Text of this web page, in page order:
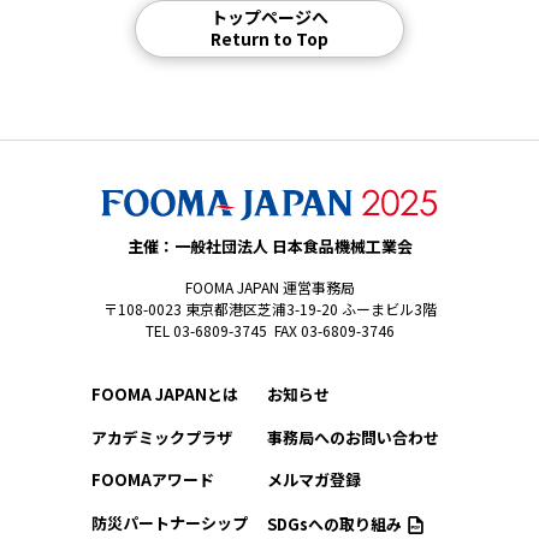
トップページへ
Return to Top
主催：一般社団法人 日本食品機械工業会
FOOMA JAPAN 運営事務局
〒108-0023 東京都港区芝浦3-19-20 ふーまビル3階
TEL 03-6809-3745 FAX 03-6809-3746
FOOMA JAPANとは
アカデミックプラザ
FOOMAアワード
防災パートナーシップ
お知らせ
事務局へのお問い合わせ
メルマガ登録
SDGsへの取り組み